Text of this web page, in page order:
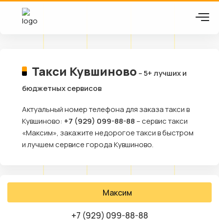
Такси Кувшиново – 5+ лучших и
бюджетных сервисов
Актуальный номер телефона для заказа такси в
Кувшиново: +7 (929) 099-88-88 – сервис такси
«Максим», закажите недорогое такси в быстром
и лучшем сервисе города Кувшиново.
Максим
+7 (929) 099-88-88